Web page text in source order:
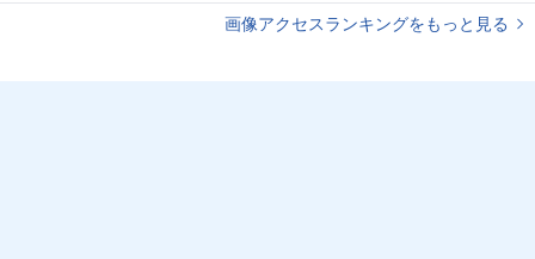
画像アクセスランキングをもっと見る